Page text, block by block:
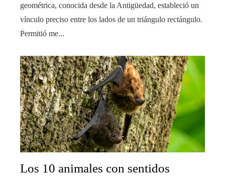
geométrica, conocida desde la Antigüedad, estableció un
vínculo preciso entre los lados de un triángulo rectángulo.
Permitió me...
Los 10 animales con sentidos